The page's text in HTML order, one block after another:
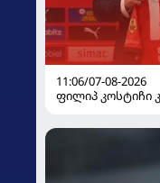
11:06/07-08-2026
ფილიპ კოსტიჩი